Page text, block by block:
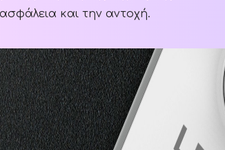
και την αντοχή.